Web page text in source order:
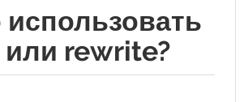
использовать
rewrite?